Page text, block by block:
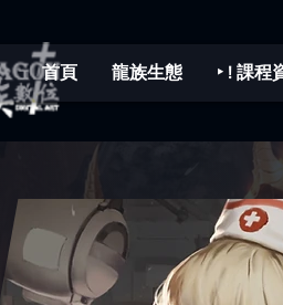
首頁 龍族生態 ‣ ! 課程